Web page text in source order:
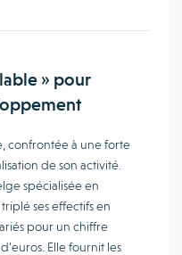
» pour
confrontée à une forte
de son activité.
spécialisée en
ses effectifs en
pour un chiffre
Elle fournit les